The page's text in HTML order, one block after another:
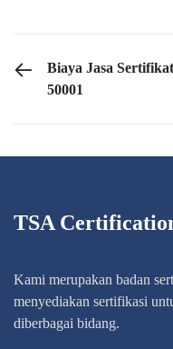
PREVIOUS POST
Biaya Jasa
50001
TSA
Kami merupakan badan
menyediakan sertifikasi
diberbagai bidang.